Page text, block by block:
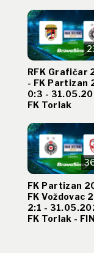
RFK Grafičar
- FK Partizan
0:3 -
FK Torlak
FK Partizan
FK Voždovac
2:1 -
FK Torlak -